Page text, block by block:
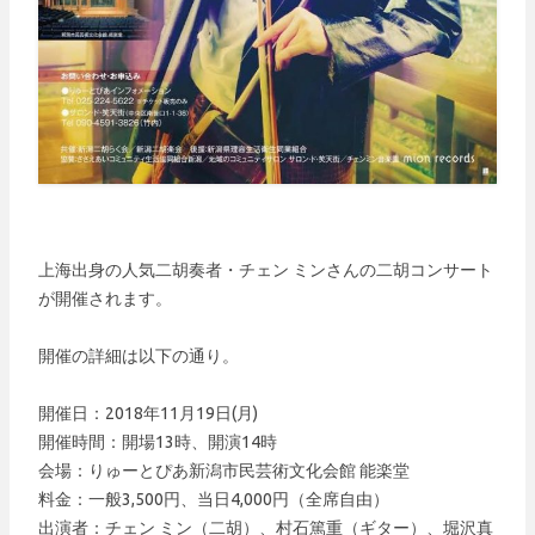
上海出身の人気二胡奏者・チェン ミンさんの二胡コンサート
が開催されます。
開催の詳細は以下の通り。
開催日：2018年11月19日(月)
開催時間：開場13時、開演14時
会場：りゅーとぴあ新潟市民芸術文化会館 能楽堂
料金：一般3,500円、当日4,000円（全席自由）
出演者：チェン ミン（二胡）、村石篤重（ギター）、堀沢真